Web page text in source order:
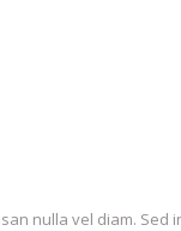
nulla vel diam. Sed